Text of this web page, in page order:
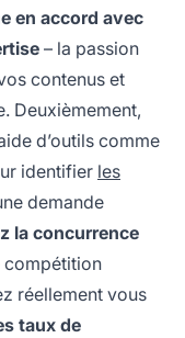
en accord avec
– la passion
contenus et
Deuxièmement,
d’outils comme
identifier les
demande
la concurrence
compétition
réellement vous
taux de